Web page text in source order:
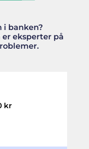
i banken?
eksperter på
kr